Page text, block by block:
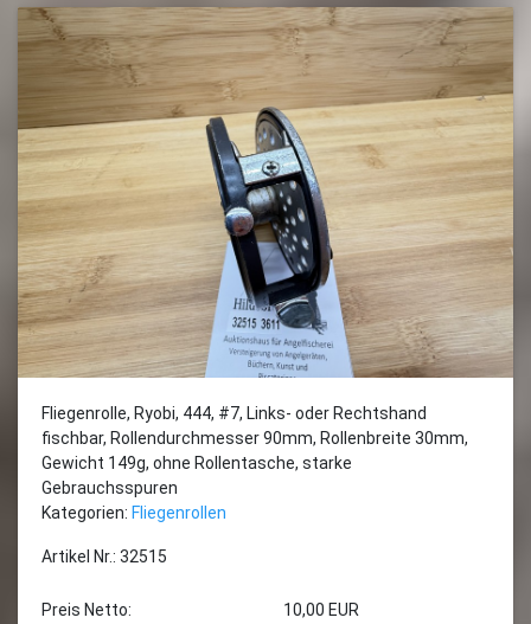
Fliegenrolle, Ryobi, 444, #7, Links- oder Rechtshand
fischbar, Rollendurchmesser 90mm, Rollenbreite 30mm,
Gewicht 149g, ohne Rollentasche, starke
Gebrauchsspuren
Kategorien: Fliegenrollen
Artikel Nr.: 32515
Preis Netto:
10,00 EUR